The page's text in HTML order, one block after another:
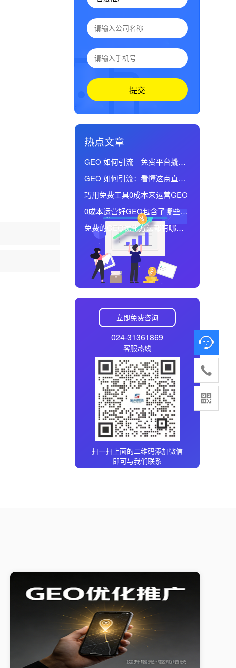
提交
热点文章
GEO 如何引流｜免费平台撬动
GEO 如何引流：看懂这点直接
巧用免费工具0成本来运营GEO
0成本运营好GEO包含了哪些逻
免费的GEO优化方法都有哪些
比较实用
立即免费咨询
024-31361869
客服热线
扫一扫上面的二维码添加微信
即可与我们联系